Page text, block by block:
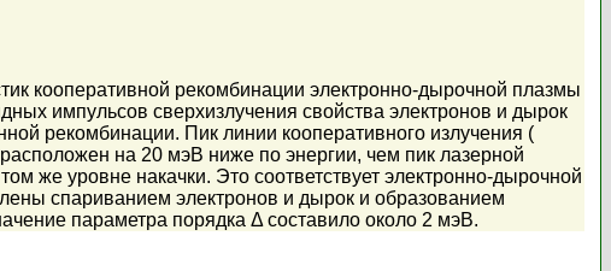
кооперативной рекомбинации электронно-дырочной плазмы
импульсов сверхизлучения свойства электронов и дырок
рекомбинации. Пик линии кооперативного излучения (
на 20 мэВ ниже по энергии, чем пик лазерной
же уровне накачки. Это соответствует электронно-дырочной
спариванием электронов и дырок и образованием
параметра порядка Δ составило около 2 мэВ.